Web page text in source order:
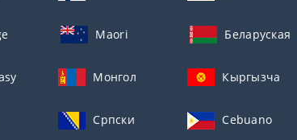
Maori Беларуская
Монгол Кыргызча
Српски Cebuano